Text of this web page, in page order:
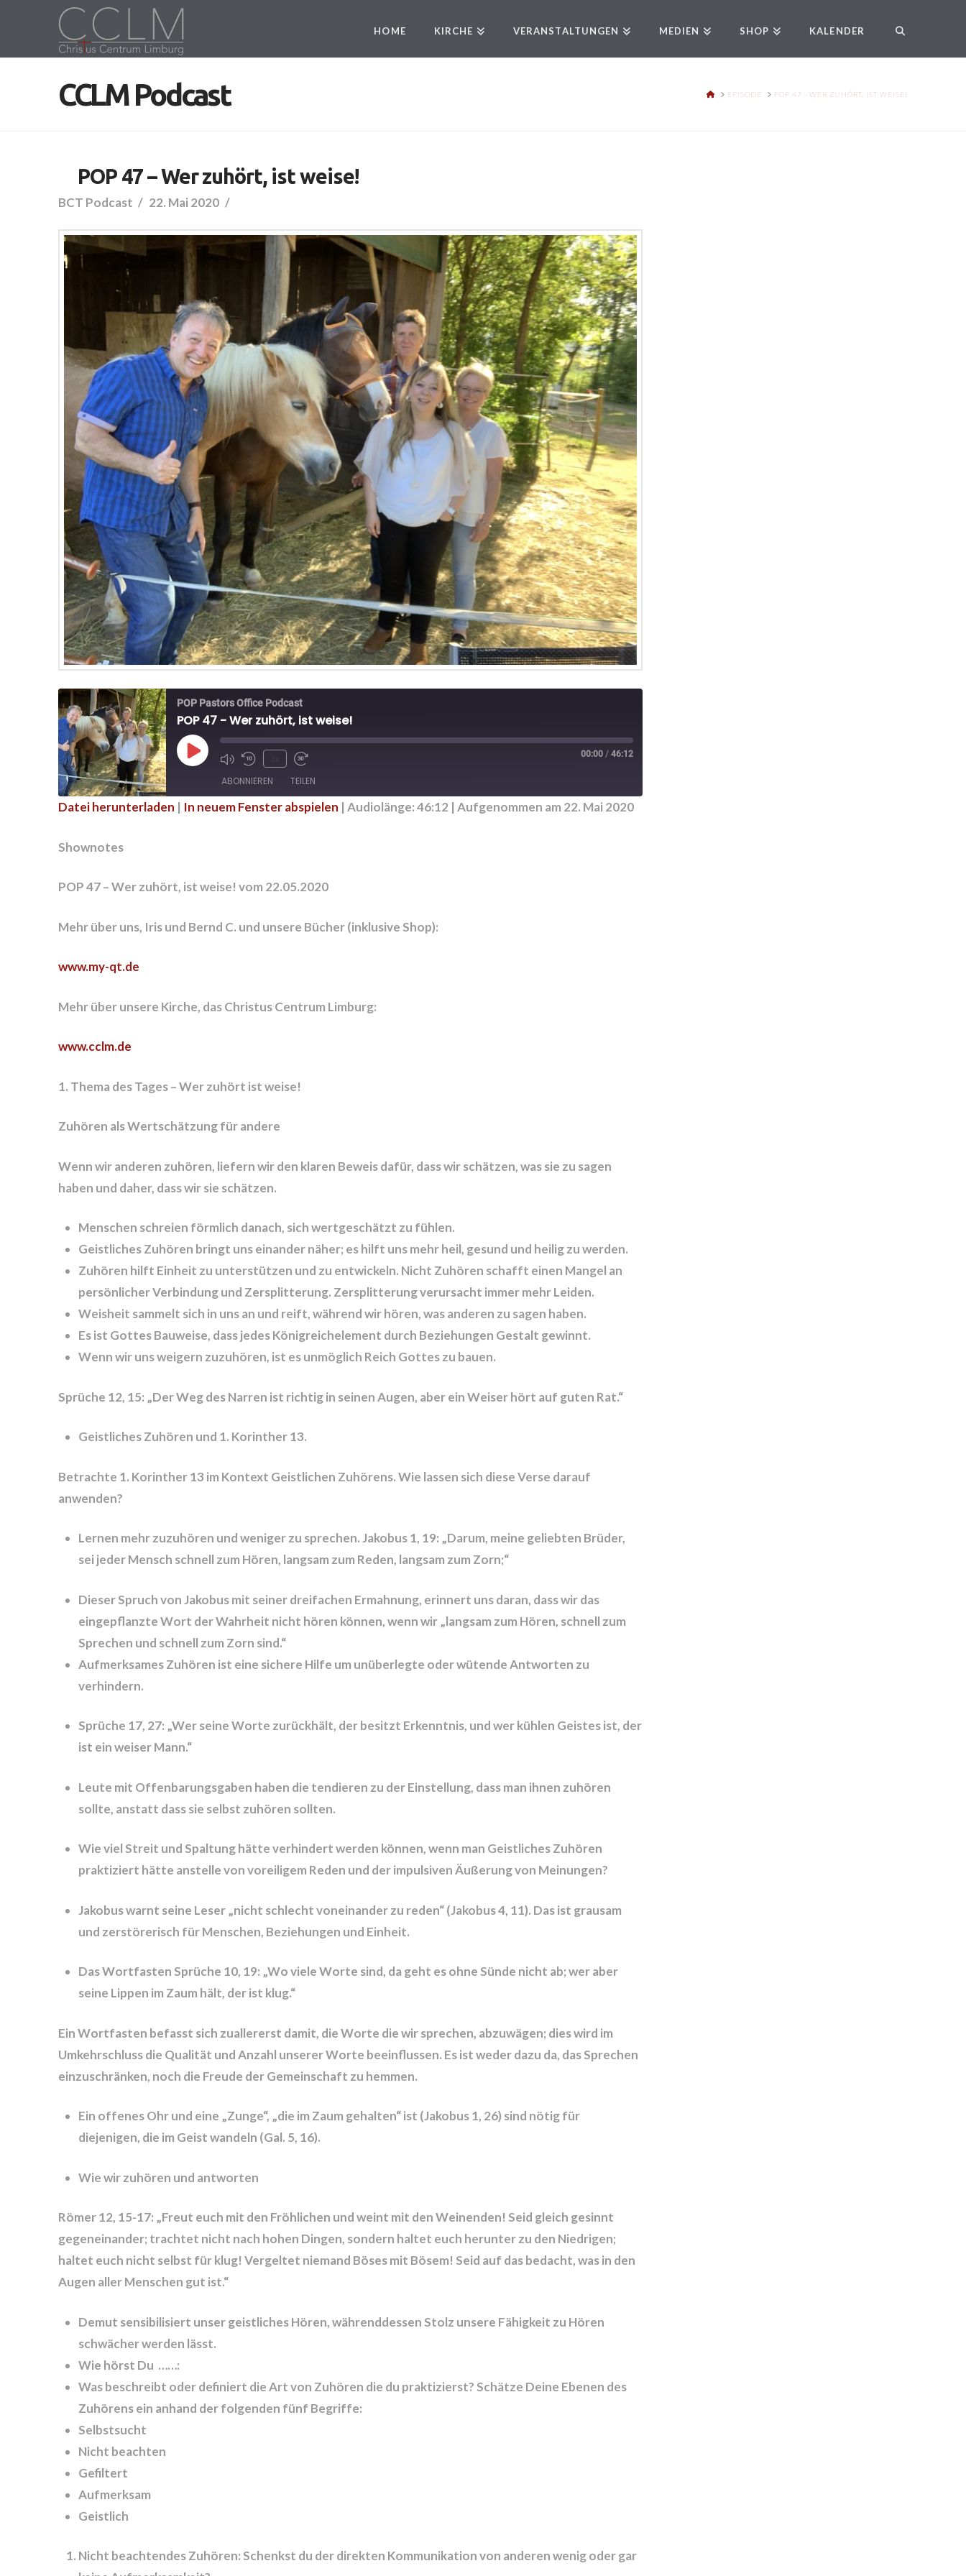
HOME KIRCHE VERANSTALTUNGEN MEDIEN SHOP KALENDER
CCLM Podcast HOMEEPISODE POP 47 - WER ZUHÖRT, IST WEISE!
POP 47 – Wer zuhört, ist weise!
BCT Podcast 22. Mai 2020
POP Pastors Office Podcast
POP 47 - Wer zuhört, ist weise!
Play
Episode
1x 00:00 / 46:12
ABONNIEREN TEILEN
RSS FEED
EMBED
Datei herunterladen | In neuem Fenster abspielen | Audiolänge: 46:12 | Aufgenommen am 22. Mai 2020
Shownotes
POP 47 – Wer zuhört, ist weise! vom 22.05.2020
Mehr über uns, Iris und Bernd C. und unsere Bücher (inklusive Shop):
www.my-qt.de
Mehr über unsere Kirche, das Christus Centrum Limburg:
www.cclm.de
1. Thema des Tages – Wer zuhört ist weise!
Zuhören als Wertschätzung für andere
Wenn wir anderen zuhören, liefern wir den klaren Beweis dafür, dass wir schätzen, was sie zu sagen
haben und daher, dass wir sie schätzen.
Menschen schreien förmlich danach, sich wertgeschätzt zu fühlen.
Geistliches Zuhören bringt uns einander näher; es hilft uns mehr heil, gesund und heilig zu werden.
Zuhören hilft Einheit zu unterstützen und zu entwickeln. Nicht Zuhören schafft einen Mangel an
persönlicher Verbindung und Zersplitterung. Zersplitterung verursacht immer mehr Leiden.
Weisheit sammelt sich in uns an und reift, während wir hören, was anderen zu sagen haben.
Es ist Gottes Bauweise, dass jedes Königreichelement durch Beziehungen Gestalt gewinnt.
Wenn wir uns weigern zuzuhören, ist es unmöglich Reich Gottes zu bauen.
Sprüche 12, 15: „Der Weg des Narren ist richtig in seinen Augen, aber ein Weiser hört auf guten Rat.“
Geistliches Zuhören und 1. Korinther 13.
Betrachte 1. Korinther 13 im Kontext Geistlichen Zuhörens. Wie lassen sich diese Verse darauf
anwenden?
Lernen mehr zuzuhören und weniger zu sprechen. Jakobus 1, 19: „Darum, meine geliebten Brüder,
sei jeder Mensch schnell zum Hören, langsam zum Reden, langsam zum Zorn;“
Dieser Spruch von Jakobus mit seiner dreifachen Ermahnung, erinnert uns daran, dass wir das
eingepflanzte Wort der Wahrheit nicht hören können, wenn wir „langsam zum Hören, schnell zum
Sprechen und schnell zum Zorn sind.“
Aufmerksames Zuhören ist eine sichere Hilfe um unüberlegte oder wütende Antworten zu
verhindern.
Sprüche 17, 27: „Wer seine Worte zurückhält, der besitzt Erkenntnis, und wer kühlen Geistes ist, der
ist ein weiser Mann.“
Leute mit Offenbarungsgaben haben die tendieren zu der Einstellung, dass man ihnen zuhören
sollte, anstatt dass sie selbst zuhören sollten.
Wie viel Streit und Spaltung hätte verhindert werden können, wenn man Geistliches Zuhören
praktiziert hätte anstelle von voreiligem Reden und der impulsiven Äußerung von Meinungen?
Jakobus warnt seine Leser „nicht schlecht voneinander zu reden“ (Jakobus 4, 11). Das ist grausam
und zerstörerisch für Menschen, Beziehungen und Einheit.
Das Wortfasten Sprüche 10, 19: „Wo viele Worte sind, da geht es ohne Sünde nicht ab; wer aber
seine Lippen im Zaum hält, der ist klug.“
Ein Wortfasten befasst sich zuallererst damit, die Worte die wir sprechen, abzuwägen; dies wird im
Umkehrschluss die Qualität und Anzahl unserer Worte beeinflussen. Es ist weder dazu da, das Sprechen
einzuschränken, noch die Freude der Gemeinschaft zu hemmen.
Ein offenes Ohr und eine „Zunge“, „die im Zaum gehalten“ ist (Jakobus 1, 26) sind nötig für
diejenigen, die im Geist wandeln (Gal. 5, 16).
Wie wir zuhören und antworten
Römer 12, 15-17: „Freut euch mit den Fröhlichen und weint mit den Weinenden! Seid gleich gesinnt
gegeneinander; trachtet nicht nach hohen Dingen, sondern haltet euch herunter zu den Niedrigen;
haltet euch nicht selbst für klug! Vergeltet niemand Böses mit Bösem! Seid auf das bedacht, was in den
Augen aller Menschen gut ist.“
Demut sensibilisiert unser geistliches Hören, währenddessen Stolz unsere Fähigkeit zu Hören
schwächer werden lässt.
Wie hörst Du ……:
Was beschreibt oder definiert die Art von Zuhören die du praktizierst? Schätze Deine Ebenen des
Zuhörens ein anhand der folgenden fünf Begriffe:
Selbstsucht
Nicht beachten
Gefiltert
Aufmerksam
Geistlich
Nicht beachtendes Zuhören: Schenkst du der direkten Kommunikation von anderen wenig oder gar